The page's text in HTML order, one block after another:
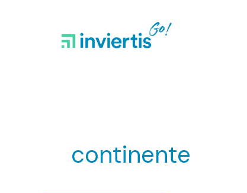
continente